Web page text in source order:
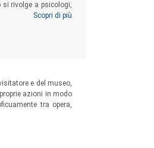
si rivolge a psicologi,
teoriche e
e la
Scopri di più
e del museo,
azioni in modo
tra opera,